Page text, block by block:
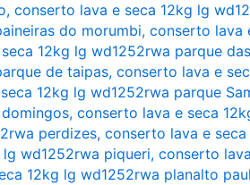
, conserto lava e seca 12kg lg
do morumbi, conserto lava
12kg lg wd1252rwa parque
de taipas, conserto lava e
12kg lg wd1252rwa parque
, conserto lava e seca
perdizes, conserto lava e
wd1252rwa piqueri, conserto
12kg lg wd1252rwa planalto